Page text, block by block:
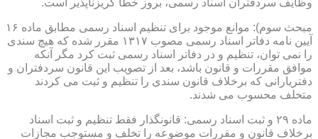
وظایف سردفتران اسناد رسمی، بروز خطا گریزناپذیر است.
مبحث سوم): موانع موجود برای تنظیم اسناد رسمی مطابق ماده ۱۶
آیین نامه دفاتر اسناد رسمی مصوب ۱۳۱۷ مقرر شده که هیچ سندی
را نمی توان، تنظیم و در دفاتر اسناد رسمی ثبت کرد مگر آنکه
موافق مقررات و قانون باشد، بعد از تصویب این قانون سردفتران و
دفتریارانی که برخلاف قانون سندی را تنظیم و ثبت می کردند
متخلف محسوب می شدند.
ماده ۲۹ و ثبت اسناد رسمی: قانونگذار فقط تنظیم و ثبت اسناد
برخلاف قانون و مقررات موضوعه را تخلف و مستوجب مجازات